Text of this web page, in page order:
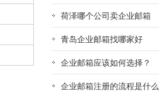
荷泽哪个公司卖企业邮箱
青岛企业邮箱找哪家好
企业邮箱应该如何选择？
企业邮箱注册的流程是什么